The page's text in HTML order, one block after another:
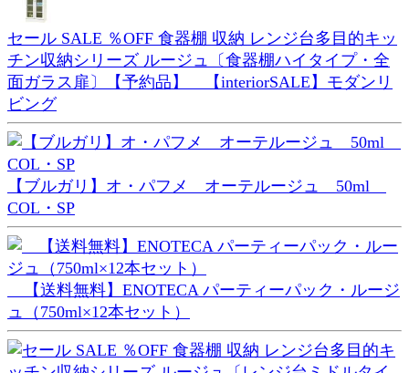
セール SALE ％OFF 食器棚 収納 レンジ台多目的キッ
チン収納シリーズ ルージュ〔食器棚ハイタイプ・全
面ガラス扉〕【予約品】 【interiorSALE】モダンリ
ビング
【ブルガリ】オ・パフメ オーテルージュ 50ml
COL・SP
【送料無料】ENOTECA パーティーパック・ルージ
ュ（750ml×12本セット）